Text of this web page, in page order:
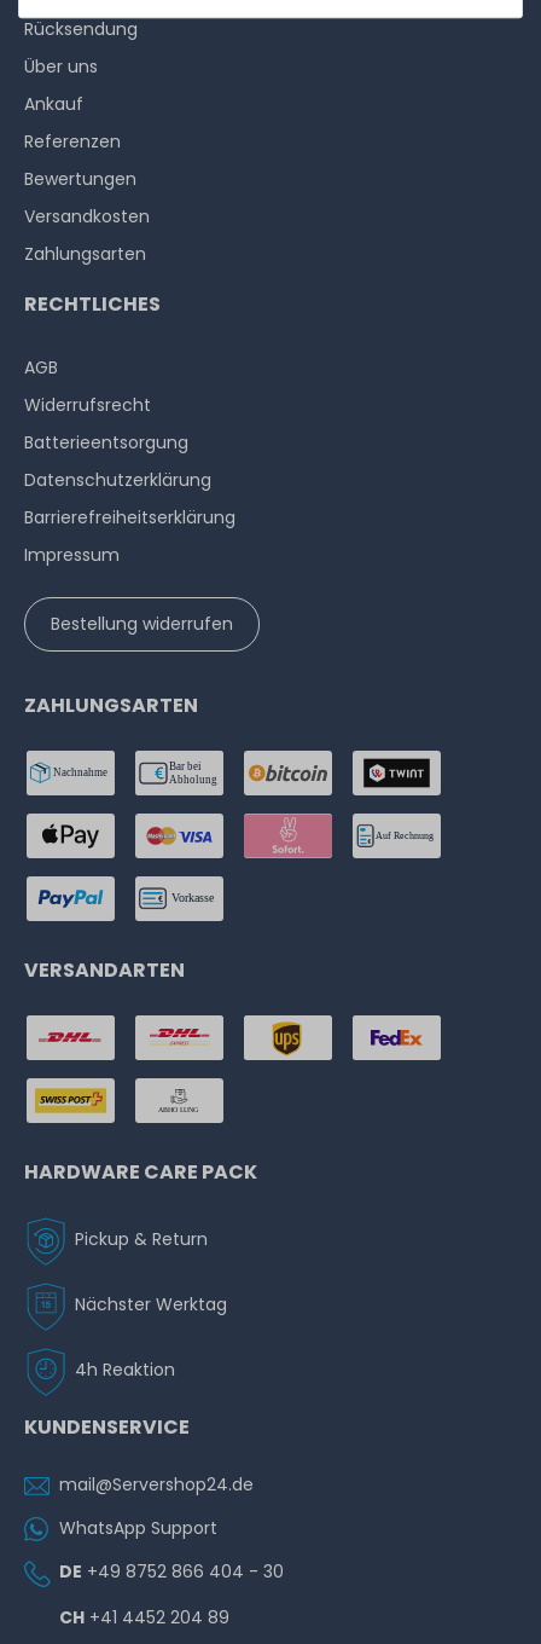
Rücksendung
Über uns
Ankauf
Referenzen
Bewertungen
Versandkosten
Zahlungsarten
RECHTLICHES
AGB
Widerrufs­recht
Batterieentsorgung
Datenschutzerklärung
Barrierefreiheitserklärung
Impressum
Bestellung widerrufen
ZAHLUNGSARTEN
VERSANDARTEN
HARDWARE CARE PACK
Pickup & Return
Nächster Werktag
4h Reaktion
KUNDENSERVICE
mail@Servershop24.de
WhatsApp Support
DE +49 8752 866 404 - 30
CH +41 4452 204 89